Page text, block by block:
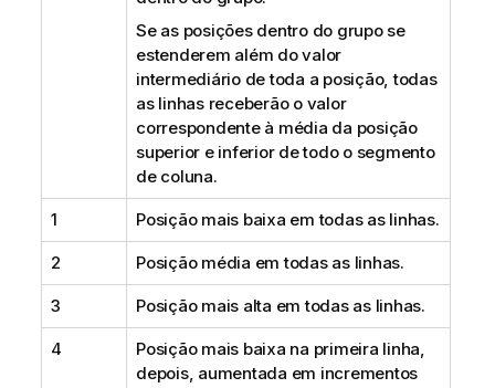
Se as posições dentro do grupo se
estenderem além do valor
intermediário de toda a posição, todas
as linhas receberão o valor
correspondente à média da posição
superior e inferior de todo o segmento
de coluna.
1 Posição mais baixa em todas as linhas.
2 Posição média em todas as linhas.
3 Posição mais alta em todas as linhas.
4
Posição mais baixa na primeira linha,
depois, aumentada em incrementos